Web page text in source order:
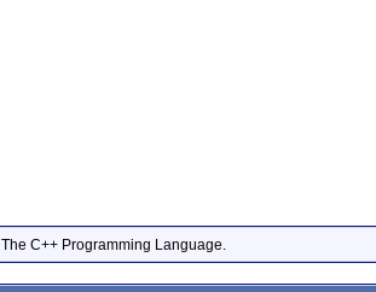
The C++ Programming Language.